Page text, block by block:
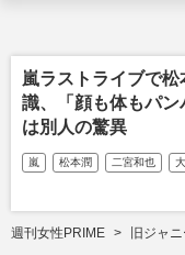
嵐ラストライブで
識、「顔も体もパ
は別人の驚異
嵐 松本潤 二宮和也
週刊女性PRIME 旧ジャ